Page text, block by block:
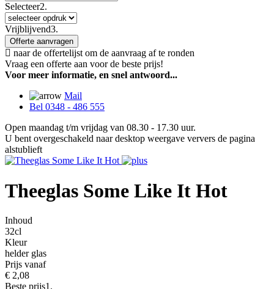
Selecteer2.
Vrijblijvend3.
Offerte aanvragen
naar de offertelijst om de aanvraag af te ronden
Vraag een offerte aan voor de beste prijs!
Voor meer informatie, en snel antwoord...
Mail
Bel 0348 - 486 555
Open maandag t/m vrijdag van 08.30 - 17.30 uur.
U bent overgeschakeld naar desktop weergave ververs de pagina
alstublieft
Theeglas Some Like It Hot
Inhoud
32cl
Kleur
helder glas
Prijs vanaf
€ 2,08
Beste prijs1.